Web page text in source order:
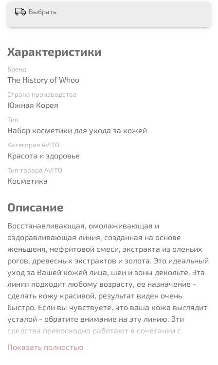
Выбрать
Характеристики
Бренд
The History of Whoo
Страна производства
Южная Корея
Тип
Набор косметики для ухода за кожей
Категория AVITO
Красота и здоровье
Тип товара AVITO
Косметика
Описание
Восстанавливающая, омолаживающая и
оздоравливающая линия, созданная на основе
женьшеня, нефритовой смеси, экстракта из оленьих
рогов, древесных экстрактов и золота. Это идеальный
уход за Вашей кожей лица, шеи и зоны декольте. Эта
линия подходит любому возрасту, ее назначение -
сделать кожу красивой, результат виден очень
быстро. Если вы чувствуете, что ваша кожа выглядит
усталой - обратите внимание на эту линию. Эти
средства превосходно работают в сочетании с
Показать полностью